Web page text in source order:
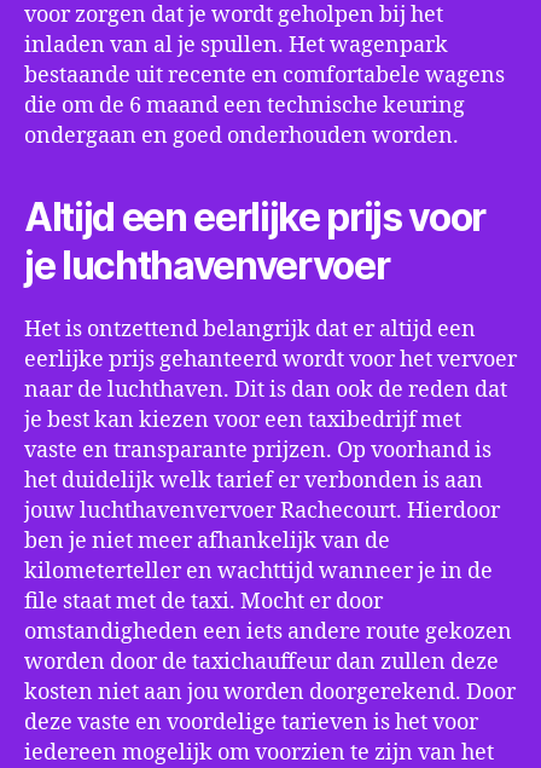
voor zorgen dat je wordt geholpen bij het
inladen van al je spullen. Het wagenpark
bestaande uit recente en comfortabele wagens
die om de 6 maand een technische keuring
ondergaan en goed onderhouden worden.
Altijd een eerlijke prijs voor
je luchthavenvervoer
Het is ontzettend belangrijk dat er altijd een
eerlijke prijs gehanteerd wordt voor het vervoer
naar de luchthaven. Dit is dan ook de reden dat
je best kan kiezen voor een taxibedrijf met
vaste en transparante prijzen. Op voorhand is
het duidelijk welk tarief er verbonden is aan
jouw luchthavenvervoer Rachecourt. Hierdoor
ben je niet meer afhankelijk van de
kilometerteller en wachttijd wanneer je in de
file staat met de taxi. Mocht er door
omstandigheden een iets andere route gekozen
worden door de taxichauffeur dan zullen deze
kosten niet aan jou worden doorgerekend. Door
deze vaste en voordelige tarieven is het voor
iedereen mogelijk om voorzien te zijn van het